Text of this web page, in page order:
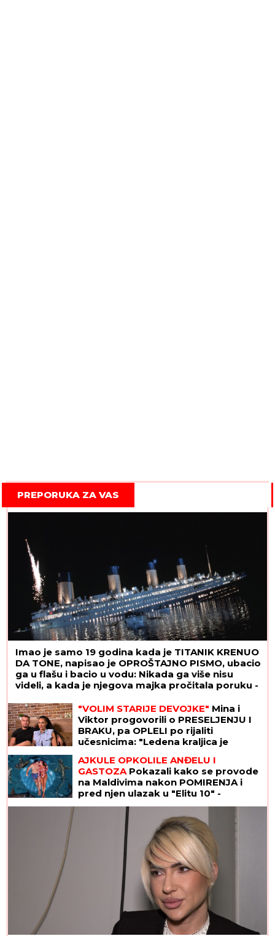
PREPORUKA ZA VAS
Imao je samo 19 godina kada je TITANIK KRENUO
DA TONE, napisao je OPROŠTAJNO PISMO, ubacio
ga u flašu i bacio u vodu: Nikada ga više nisu
videli, a kada je njegova majka pročitala poruku -
"VOLIM STARIJE DEVOJKE" Mina i
Viktor progovorili o PRESELJENJU I
BRAKU, pa OPLELI po rijaliti
učesnicima: "Ledena kraljica je
AJKULE OPKOLILE ANĐELU I
GASTOZAPokazali kako se provode
na Maldivima nakon POMIRENJA i
pred njen ulazak u "Elitu 10" -
komentari samo pljušte (VIDEO)